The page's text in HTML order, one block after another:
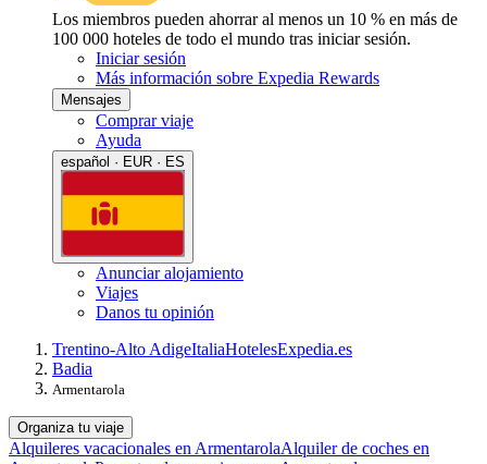
Los miembros pueden ahorrar al menos un 10 % en más de
100 000 hoteles de todo el mundo tras iniciar sesión.
Iniciar sesión
Más información sobre Expedia Rewards
Mensajes
Comprar viaje
Ayuda
español · EUR · ES
Anunciar alojamiento
Viajes
Danos tu opinión
Trentino-Alto AdigeItaliaHotelesExpedia.es
Badia
Armentarola
Organiza tu viaje
Alquileres vacacionales en ArmentarolaAlquiler de coches en